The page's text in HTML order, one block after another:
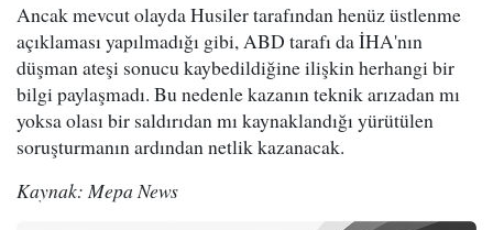
Ancak mevcut olayda Husiler tarafından henüz üstlenme
açıklaması yapılmadığı gibi, ABD tarafı da İHA'nın
düşman ateşi sonucu kaybedildiğine ilişkin herhangi bir
bilgi paylaşmadı. Bu nedenle kazanın teknik arızadan mı
yoksa olası bir saldırıdan mı kaynaklandığı yürütülen
soruşturmanın ardından netlik kazanacak.
Kaynak: Mepa News